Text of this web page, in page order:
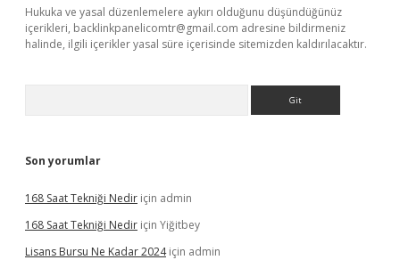
Hukuka ve yasal düzenlemelere aykırı olduğunu düşündüğünüz
içerikleri, backlinkpanelicomtr@gmail.com adresine bildirmeniz
halinde, ilgili içerikler yasal süre içerisinde sitemizden kaldırılacaktır.
Son yorumlar
168 Saat Tekniği Nedir için admin
168 Saat Tekniği Nedir için Yiğitbey
Lisans Bursu Ne Kadar 2024için admin